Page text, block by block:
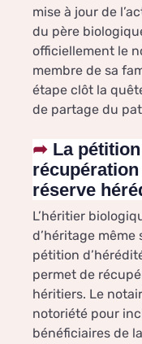
mise à jour de
du père
officiellement le
membre de sa
étape clôt la
de partage du
La
réserve
L’héritier
d’héritage même
pétition
permet de
héritiers. Le
notoriété pour
bénéficiaires de